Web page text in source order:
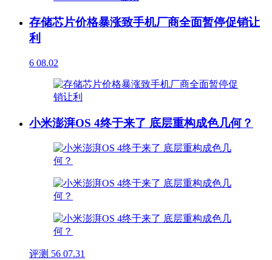
存储芯片价格暴涨致手机厂商全面暂停促销让
利
6 08.02
小米澎湃OS 4终于来了 底层重构成色几何？
评测 56 07.31